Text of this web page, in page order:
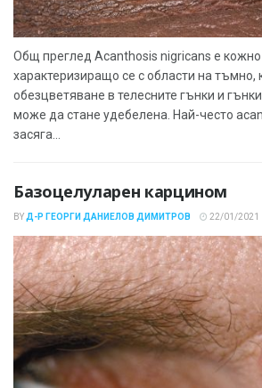
Общ преглед Acanthosis nigricans е кожно
характеризиращо се с области на тъмно,
обезцветяване в телесните гънки и
може да стане удебелена. Най-често
засяга...
Базоцелуларен карцином
BY Д-Р ГЕОРГИ ДАНИЕЛОВ ДИМИТРОВ 22/01/2021